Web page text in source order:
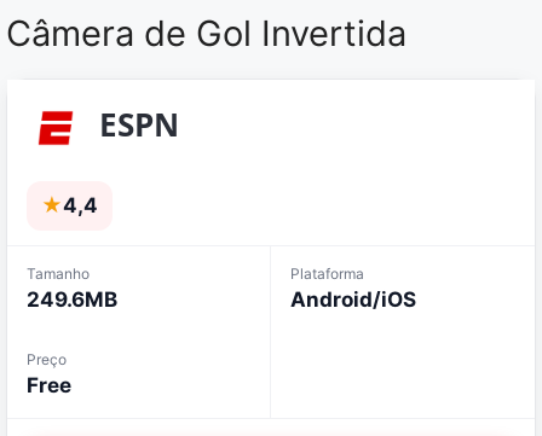
Câmera de Gol Invertida
ESPN
★4,4
Tamanho
249.6MB
Plataforma
Android/iOS
Preço
Free